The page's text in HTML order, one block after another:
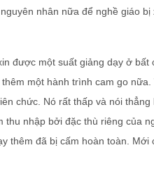
nhân nữa để nghề giáo
được một suất giảng dạy ở
một hành trình cam go
chức. Nó rất thấp và nói thẳng
nhập bởi đặc thù riêng của
thêm đã bị cấm hoàn toàn. Mới